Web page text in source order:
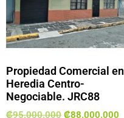
Propiedad Comercial en
Heredia Centro-
Negociable. JRC88
₡95.000.000 ₡88.000.000